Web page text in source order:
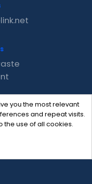
you the most relevant
and repeat visits.
the use of all cookies.